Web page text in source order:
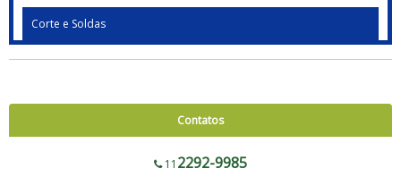
Corte e Soldas
Corte e Solda 1000 para Envelope de Segurança, Sacos de Correios e Sacos
Corte e Solda Fundo - 600 a 1200
Contatos
11 2292-9985